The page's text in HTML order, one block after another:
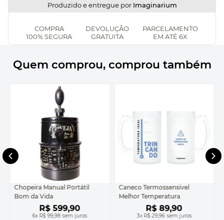
Produzido e entregue por Imaginarium
COMPRA
100% SEGURA
DEVOLUÇÃO
GRATUITA
PARCELAMENTO
EM ATÉ 6X
Quem comprou, comprou também
Chopeira Manual Portátil
Bom da Vida
R$ 599,90
6x R$ 99,98 sem juros
Caneco Termossensivel
Melhor Temperatura
R$ 89,90
3x R$ 29,96 sem juros